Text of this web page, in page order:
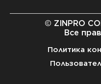
© ZINPRO
Все
Политика